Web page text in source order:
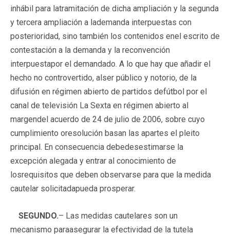
inhábil para latramitación de dicha ampliación y la segunda
y tercera ampliación a lademanda interpuestas con
posterioridad, sino también los contenidos enel escrito de
contestación a la demanda y la reconvención
interpuestapor el demandado. A lo que hay que añadir el
hecho no controvertido, alser público y notorio, de la
difusión en régimen abierto de partidos defútbol por el
canal de televisión La Sexta en régimen abierto al
margendel acuerdo de 24 de julio de 2006, sobre cuyo
cumplimiento oresolución basan las apartes el pleito
principal. En consecuencia debedesestimarse la
excepción alegada y entrar al conocimiento de
losrequisitos que deben observarse para que la medida
cautelar solicitadapueda prosperar.
SEGUNDO.– Las medidas cautelares son un
mecanismo paraasegurar la efectividad de la tutela